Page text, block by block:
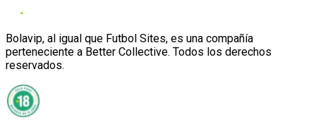
Bolavip, al igual que Futbol Sites, es una compañía
perteneciente a Better Collective. Todos los derechos
reservados.